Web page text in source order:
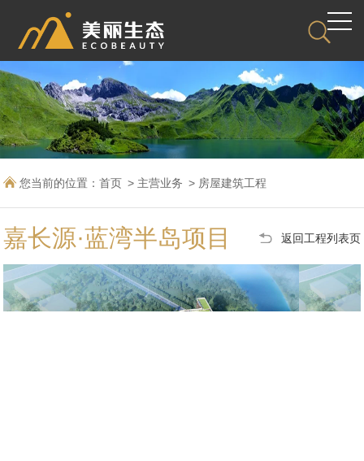
您当前的位置：首页 主营业务 房屋建筑工程
嘉长源·蓝湾半岛项目 返回工程列表页